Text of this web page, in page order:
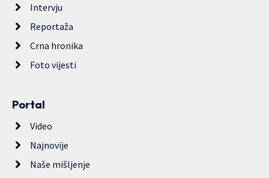
Intervju
Reportaža
Crna hronika
Foto vijesti
Portal
Video
Najnovije
Naše mišljenje